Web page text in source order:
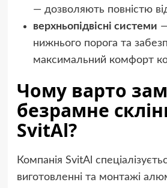
— дозволяють повністю
верхньопідвісні системи
нижнього порога та
максимальний комфорт
Чому варто
безрамне
SvitAl?
Компанія SvitAl
виготовленні та монтажі